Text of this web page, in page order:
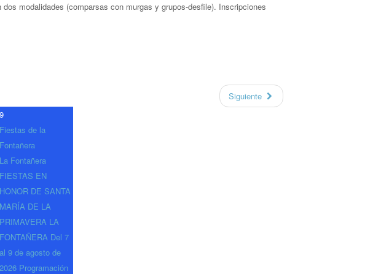
9
Fiestas de la
Fontañera
La Fontañera
FIESTAS EN
HONOR DE SANTA
MARÍA DE LA
PRIMAVERA LA
FONTAÑERA Del 7
al 9 de agosto de
2026 Programación
modalidades (comparsas con murgas y grupos-desfile). Inscripciones
Siguiente